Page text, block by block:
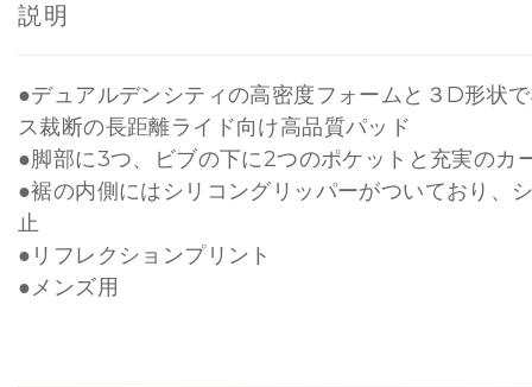
説明
●デュアルデンシティの高密度フォームと３D形状
ス裁断の長距離ライド向け高品質パッド
●脚部に3つ、ビブの下に2つのポケットと充実のカ
●裾の内側にはシリコングリッパーがついており、
止
●リフレクションプリント
●メンズ用